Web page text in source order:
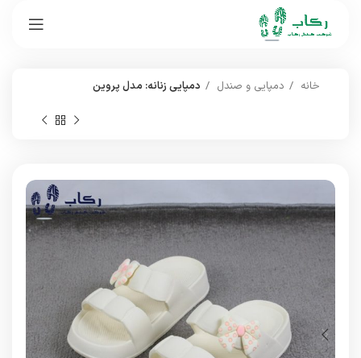
خانه دمپایی و صندل دمپایی زنانه: مدل پروین